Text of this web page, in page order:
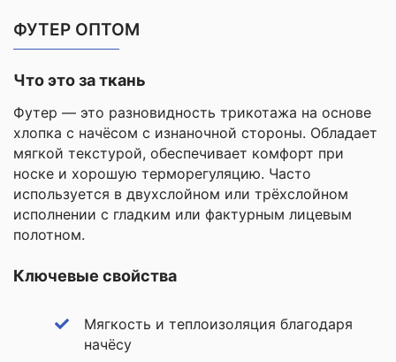
ФУТЕР ОПТОМ
Что это за ткань
Футер — это разновидность трикотажа на основе
хлопка с начёсом с изнаночной стороны. Обладает
мягкой текстурой, обеспечивает комфорт при
носке и хорошую терморегуляцию. Часто
используется в двухслойном или трёхслойном
исполнении с гладким или фактурным лицевым
полотном.
Ключевые свойства
Мягкость и теплоизоляция благодаря
начёсу